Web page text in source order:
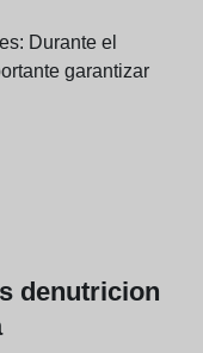
Durante el
garantizar
denutricion